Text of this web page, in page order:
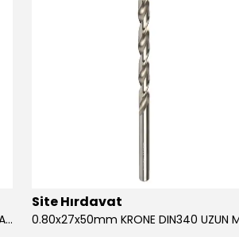
0.80x27x50mm KRONE DIN340 UZUN MATKAP UCU HSS 10 Adet
Site Hırdavat